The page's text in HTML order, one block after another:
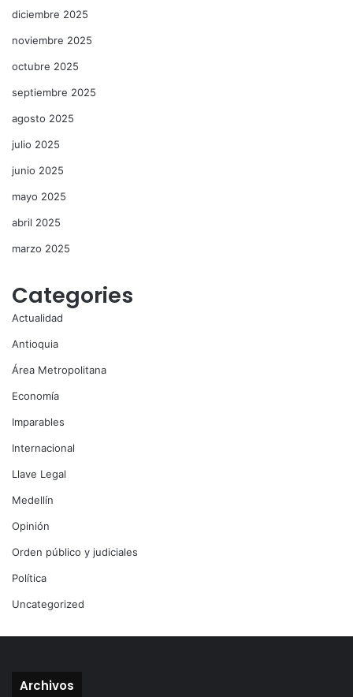
diciembre 2025
noviembre 2025
octubre 2025
septiembre 2025
agosto 2025
julio 2025
junio 2025
mayo 2025
abril 2025
marzo 2025
Categories
Actualidad
Antioquia
Área Metropolitana
Economía
Imparables
Internacional
Llave Legal
Medellín
Opinión
Orden público y judiciales
Política
Uncategorized
Archivos